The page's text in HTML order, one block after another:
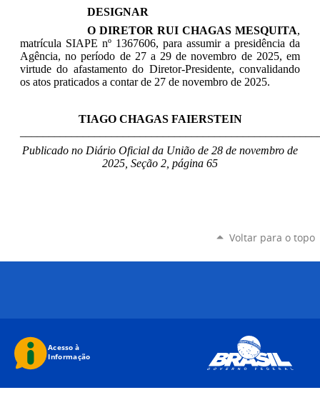
DESIGNAR
O DIRETOR RUI CHAGAS MESQUITA,
matrícula SIAPE nº 1367606, para assumir a presidência da
Agência, no período de 27 a 29 de novembro de 2025, em
virtude do afastamento do Diretor-Presidente, convalidando
os atos praticados a contar de 27 de novembro de 2025.
TIAGO CHAGAS FAIERSTEIN
Publicado no Diário Oficial da União de 28 de novembro de
2025, Seção 2, página 65
Voltar para o topo